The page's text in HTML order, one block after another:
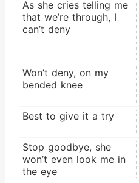
As she cries telling me
that we’re through, I
can’t deny
Won’t deny, on my
bended knee
Best to give it a try
Stop goodbye, she
won’t even look me in
the eye